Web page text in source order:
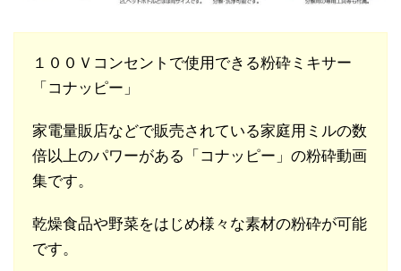
１００Ｖコンセントで使用できる粉砕ミキサー
「コナッピー」
家電量販店などで販売されている家庭用ミルの数
倍以上のパワーがある「コナッピー」の粉砕動画
集です。
乾燥食品や野菜をはじめ様々な素材の粉砕が可能
です。